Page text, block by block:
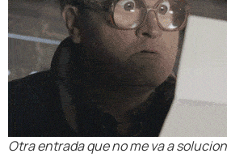
Otra entrada que no me va a